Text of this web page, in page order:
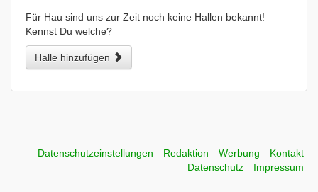
Für Hau sind uns zur Zeit noch keine Hallen bekannt!
Kennst Du welche?
Halle hinzufügen
Datenschutzeinstellungen Redaktion Werbung
Kontakt
Datenschutz
Impressum